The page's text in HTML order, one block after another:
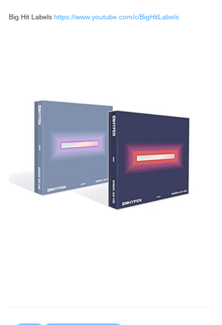
Big Hit Labels https://www.youtube.com/c/BigHitLabels